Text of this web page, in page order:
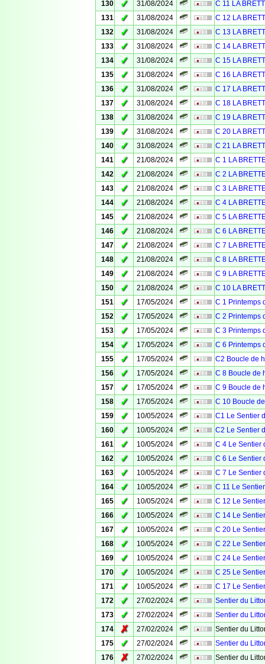
130 ✓ 31/08/2024
C 11 LA
131
✓ 31/08/2024
C 12 LA
132
✓ 31/08/2024
C 13 LA
133
✓ 31/08/2024
C 14 LA
134
✓ 31/08/2024
C 15 LA
135
✓ 31/08/2024
C 16 LA
136
✓ 31/08/2024
C 17 LA
137
✓ 31/08/2024
C 18 LA
138
✓ 31/08/2024
C 19 LA
139
✓ 31/08/2024
C 20 LA
140
✓ 31/08/2024
C 21 LA
141
✓ 21/08/2024
C 1 LA
142
✓ 21/08/2024
C 2 LA
143
✓ 21/08/2024
C 3 LA
144
✓ 21/08/2024
C 4 LA
145
✓ 21/08/2024
C 5 LA
146
✓ 21/08/2024
C 6 LA
147
✓ 21/08/2024
C 7 LA
148
✓ 21/08/2024
C 8 LA
149
✓ 21/08/2024
C 9 LA
150
✓ 21/08/2024
C 10 LA
151
✓ 17/05/2024
C 1 Printemps
152
✓ 17/05/2024
C 2 Printemps
153
✓ 17/05/2024
C 3 Printemps
154
✓ 17/05/2024
C 6 Printemps
155
✓ 17/05/2024
C2 Boucle de
156
✓ 17/05/2024
C 8 Boucle de
157
✓ 17/05/2024
C 9 Boucle de
158
✓ 17/05/2024
C 10 Boucle
159
✓ 10/05/2024
C1 Le Sentier
160
✓ 10/05/2024
C2 Le Sentier
161
✓ 10/05/2024
C 4 Le Sentier
162
✓ 10/05/2024
C 6 Le Sentier
163
✓ 10/05/2024
C 7 Le Sentier
164
✓ 10/05/2024
C 11 Le
165
✓ 10/05/2024
C 12 Le
166
✓ 10/05/2024
C 14 Le
167
✓ 10/05/2024
C 20 Le
168
✓ 10/05/2024
C 22 Le
169
✓ 10/05/2024
C 24 Le
170
✓ 10/05/2024
C 25 Le
171
✓ 10/05/2024
C 17 Le
172
✓ 27/02/2024
Sentier du
173
✓ 27/02/2024
Sentier du
174
✗ 27/02/2024
Sentier du
175
✓ 27/02/2024
Sentier du
176
✗ 27/02/2024
Sentier du